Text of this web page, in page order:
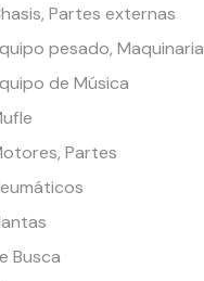
Partes externas
pesado, Maquinaria
de Música
Partes
Busca